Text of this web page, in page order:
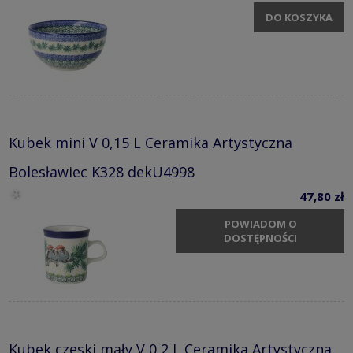
DO KOSZYKA
Kubek mini V 0,15 L Ceramika Artystyczna
Bolesławiec K328 dekU4998
47,80 zł
POWIADOM O
DOSTĘPNOŚCI
Kubek czeski mały V 0,2 L Ceramika Artystyczna